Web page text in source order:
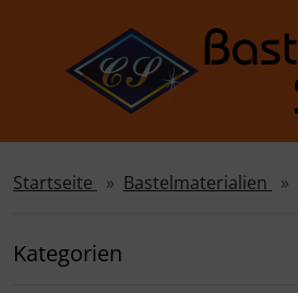
Sprungnavigation
Springe zur Navigation
Startseite Bastelmaterialien
Kategorien